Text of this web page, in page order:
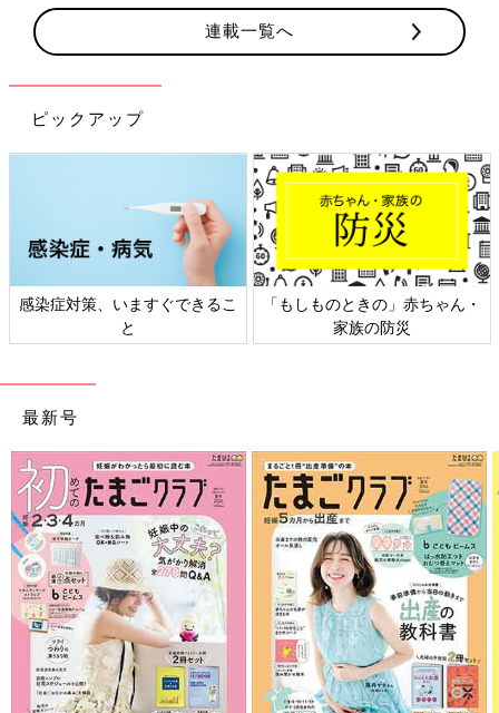
連載一覧へ
ピックアップ
感染症対策、いますぐできるこ
と
「もしものときの」赤ちゃん・
家族の防災
最新号